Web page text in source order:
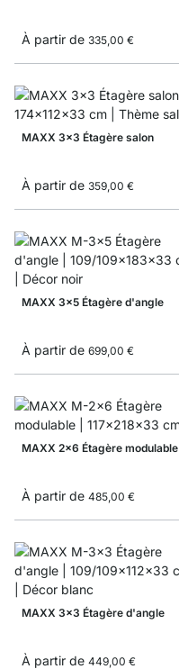
À partir de 335,00 €
MAXX 3x3 Étagère salon
À partir de 359,00 €
MAXX 3x5 Étagère d'angle
À partir de 699,00 €
MAXX 2x6 Étagère modulable
À partir de 485,00 €
MAXX 3x3 Étagère d'angle
À partir de 449,00 €